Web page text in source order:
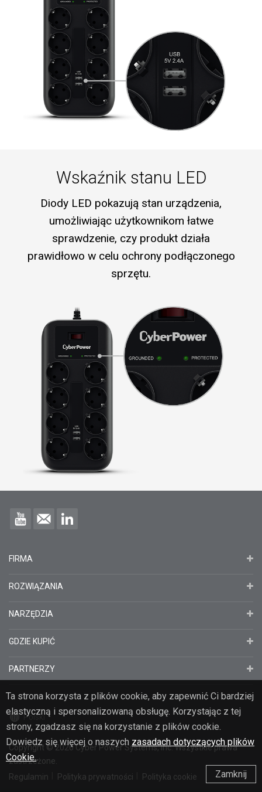
Wskaźnik stanu LED
Diody LED pokazują stan urządzenia,
umożliwiając użytkownikom łatwe
sprawdzenie, czy produkt działa
prawidłowo w celu ochrony podłączonego
sprzętu.
Ta strona korzysta z plików cookie, aby zapewnić Ci bardziej
elastyczną i spersonalizowaną obsługę. Korzystając z tej
strony, zgadzasz się na korzystanie z plików cookie.
Dowiedz się więcej o naszych zasadach dotyczących plików
Cookie..
Zamknij
FIRMA
ROZWIĄZANIA
NARZĘDZIA
GDZIE KUPIĆ
PARTNERZY
Polski
Copyright© 2026Cyber Power Systems, Inc. Wszystkie prawa
zastrzeżone.
Regulamin
Polityka prywatności Polityka cookie